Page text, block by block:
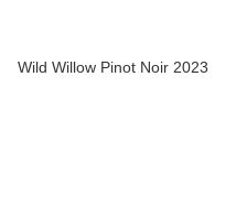
Wild Willow Pinot Noir 2023